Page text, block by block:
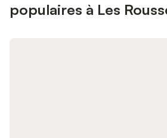
populaires à Les